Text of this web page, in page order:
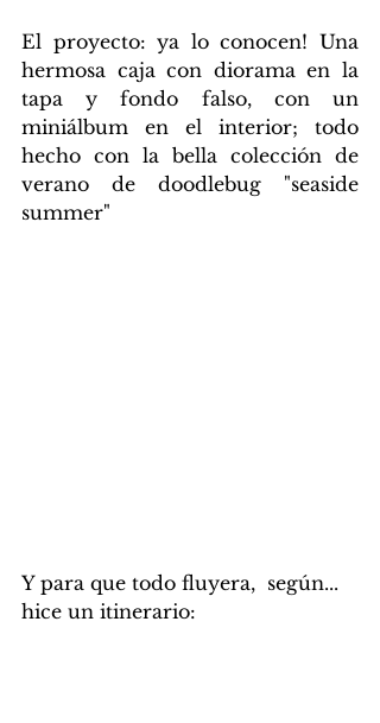
El proyecto: ya lo conocen! Una
hermosa caja con diorama en la
tapa y fondo falso, con un
miniálbum en el interior; todo
hecho con la bella colección de
verano de doodlebug "seaside
summer"
Y para que todo fluyera,  según...
hice un itinerario: